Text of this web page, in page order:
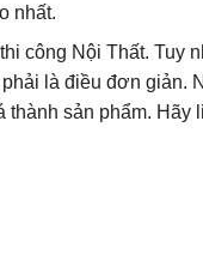
nhất.
công Nội Thất. Tuy
là điều đơn giản.
sản phẩm. Hãy